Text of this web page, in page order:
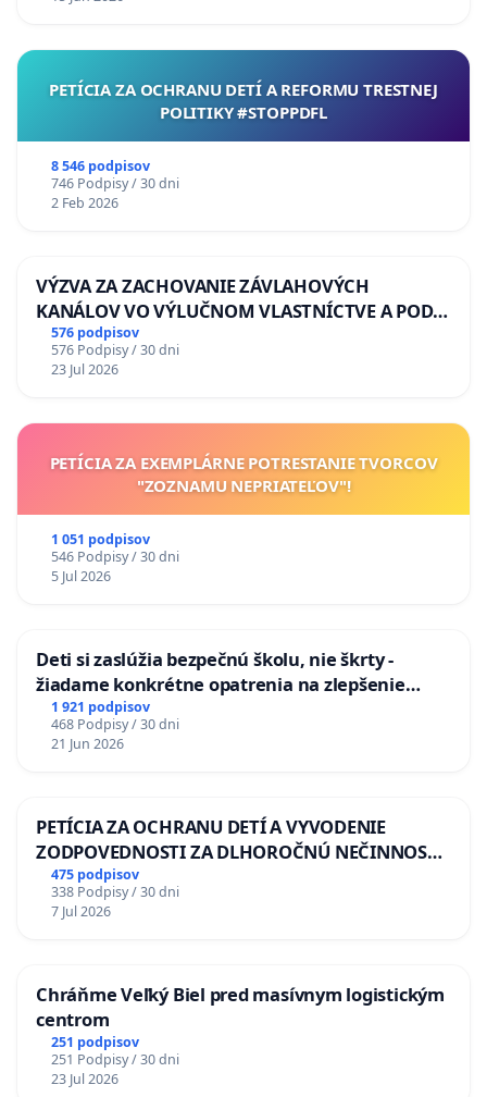
PETÍCIA ZA OCHRANU DETÍ A REFORMU TRESTNEJ
POLITIKY #STOPPDFL
8 546 podpisov
746 Podpisy / 30 dni
2 Feb 2026
VÝZVA ZA ZACHOVANIE ZÁVLAHOVÝCH
KANÁLOV VO VÝLUČNOM VLASTNÍCTVE A POD
KONTROLOU SLOVENSKEJ REPUBLIKY & žiadosť
na riešenie zanedbaného stavu závlahových a
odvodňovacích kanálov na Slovensku
576 podpisov
576 Podpisy / 30 dni
23 Jul 2026
PETÍCIA ZA EXEMPLÁRNE POTRESTANIE TVORCOV
"ZOZNAMU NEPRIATEĽOV"!
1 051 podpisov
546 Podpisy / 30 dni
5 Jul 2026
Deti si zaslúžia bezpečnú školu, nie škrty -
žiadame konkrétne opatrenia na zlepšenie
situácie v školstve
1 921 podpisov
468 Podpisy / 30 dni
21 Jun 2026
PETÍCIA ZA OCHRANU DETÍ A VYVODENIE
ZODPOVEDNOSTI ZA DLHOROČNÚ NEČINNOSŤ
A ZLYHANIE ŠTÁTU
475 podpisov
338 Podpisy / 30 dni
7 Jul 2026
Chráňme Veľký Biel pred masívnym logistickým
centrom
251 podpisov
251 Podpisy / 30 dni
23 Jul 2026